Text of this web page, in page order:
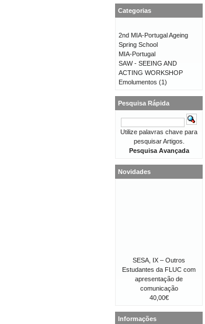
Categorias
2nd MIA-Portugal Ageing
Spring School
MIA-Portugal
SAW - SEEING AND
ACTING WORKSHOP
Emolumentos (1)
Pesquisa Rápida
Utilize palavras chave para
pesquisar Artigos.
Pesquisa Avançada
Novidades
SESA, IX – Outros
Estudantes da FLUC com
apresentação de
comunicação
40,00€
Informações